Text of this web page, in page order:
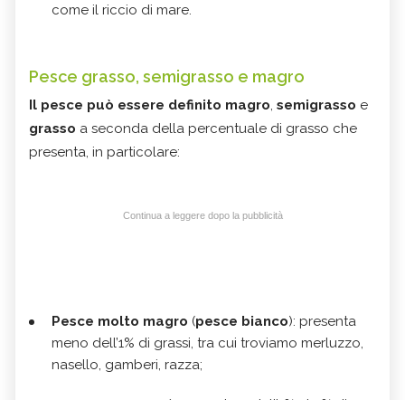
come il riccio di mare.
Pesce grasso, semigrasso e magro
Il pesce può essere definito magro, semigrasso e
grasso a seconda della percentuale di grasso che
presenta, in particolare:
Continua a leggere dopo la pubblicità
Pesce molto magro (pesce bianco): presenta
meno dell’1% di grassi, tra cui troviamo merluzzo,
nasello, gamberi, razza;